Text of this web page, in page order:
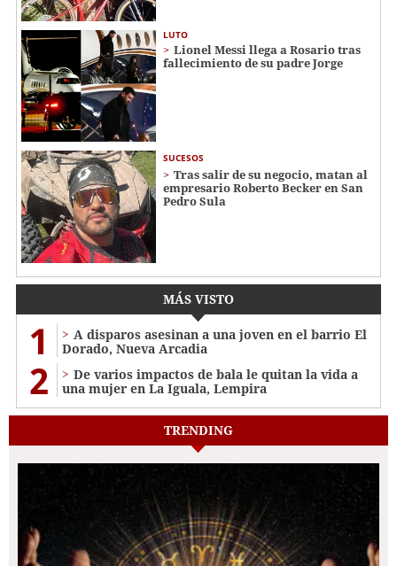
LUTO
Lionel Messi llega a Rosario tras
fallecimiento de su padre Jorge
SUCESOS
Tras salir de su negocio, matan al
empresario Roberto Becker en San
Pedro Sula
MÁS VISTO
1
A disparos asesinan a una joven en el barrio El
Dorado, Nueva Arcadia
2
De varios impactos de bala le quitan la vida a
una mujer en La Iguala, Lempira
TRENDING